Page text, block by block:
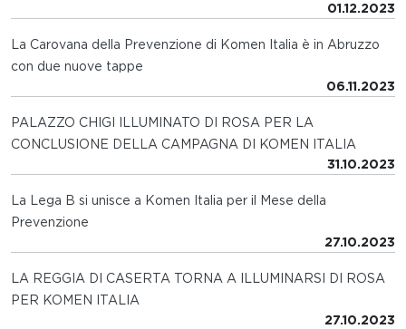
01.12.2023
La Carovana della Prevenzione di Komen Italia è in Abruzzo
con due nuove tappe
06.11.2023
PALAZZO CHIGI ILLUMINATO DI ROSA PER LA
CONCLUSIONE DELLA CAMPAGNA DI KOMEN ITALIA
31.10.2023
La Lega B si unisce a Komen Italia per il Mese della
Prevenzione
27.10.2023
LA REGGIA DI CASERTA TORNA A ILLUMINARSI DI ROSA
PER KOMEN ITALIA
27.10.2023